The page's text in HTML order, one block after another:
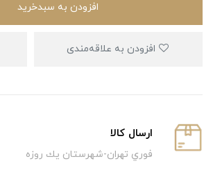
افزودن به سبدخرید
ارسال كالا
فوري تهران-شهرستان يك روزه